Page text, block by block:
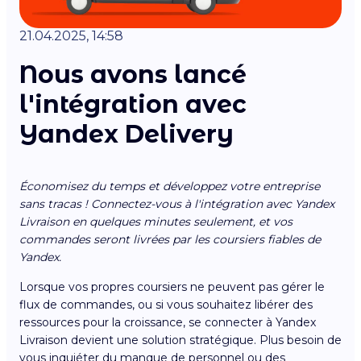
21.04.2025, 14:58
Nous avons lancé
l'intégration avec
Yandex Delivery
Économisez du temps et développez votre entreprise
sans tracas ! Connectez-vous à l'intégration avec Yandex
Livraison en quelques minutes seulement, et vos
commandes seront livrées par les coursiers fiables de
Yandex.
Lorsque vos propres coursiers ne peuvent pas gérer le
flux de commandes, ou si vous souhaitez libérer des
ressources pour la croissance, se connecter à Yandex
Livraison devient une solution stratégique. Plus besoin de
vous inquiéter du manque de personnel ou des